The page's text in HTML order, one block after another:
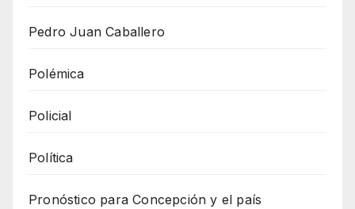
Pedro Juan Caballero
Polémica
Policial
Política
Pronóstico para Concepción y el país